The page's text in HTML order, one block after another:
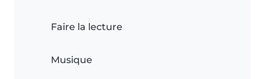
Faire la lecture
Musique